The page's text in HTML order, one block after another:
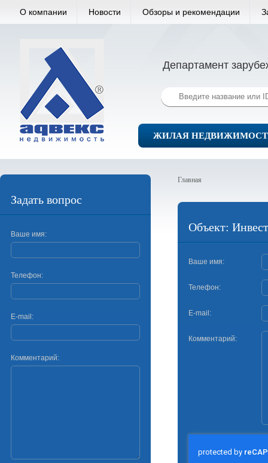
О компании Новости Обзоры и рекомендации
Департамент
ЖИЛАЯ
Главная
Объект:
Ваше имя:
Телефон:
E-mail:
Комментарий:
Задать вопрос
Ваше имя:
Телефон:
E-mail:
Комментарий: